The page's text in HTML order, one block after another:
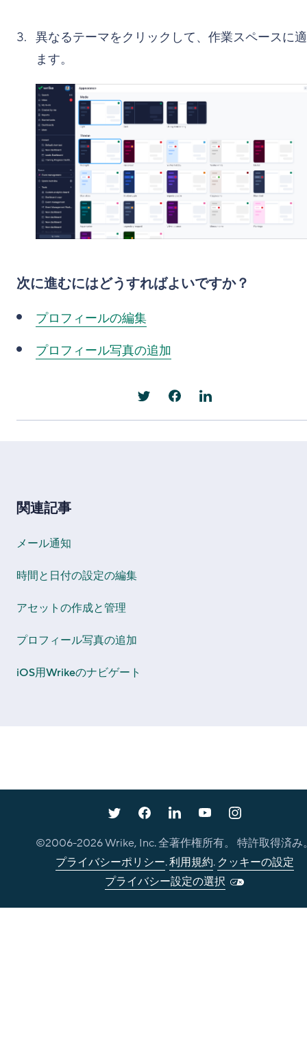
異なるテーマをクリックして、作業スペースに
ます。
次に進むにはどうすればよいですか？
プロフィールの編集
プロフィール写真の追加
関連記事
メール通知
時間と日付の設定の編集
アセットの作成と管理
プロフィール写真の追加
iOS用Wrikeのナビゲート
©2006-2026Wrike, Inc. 全著作権所有。 特許取得済み
プライバシーポリシー.利用規約. クッキーの設定
プライバシー設定の選択